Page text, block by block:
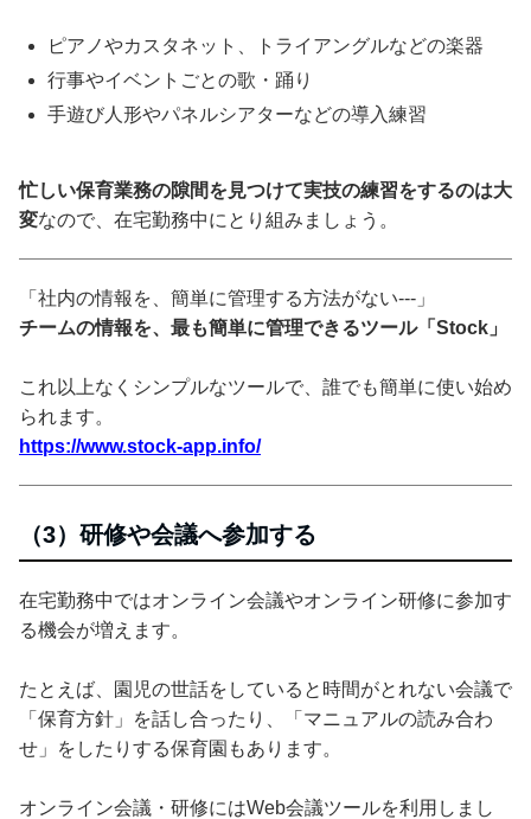
ピアノやカスタネット、トライアングルなどの楽器
行事やイベントごとの歌・踊り
手遊び人形やパネルシアターなどの導入練習
忙しい保育業務の隙間を見つけて実技の練習をするのは大
変なので、在宅勤務中にとり組みましょう。
「社内の情報を、簡単に管理する方法がない---」
チームの情報を、最も簡単に管理できるツール「Stock」
これ以上なくシンプルなツールで、誰でも簡単に使い始め
られます。
https://www.stock-app.info/
（3）研修や会議へ参加する
在宅勤務中ではオンライン会議やオンライン研修に参加す
る機会が増えます。
たとえば、園児の世話をしていると時間がとれない会議で
「保育方針」を話し合ったり、「マニュアルの読み合わ
せ」をしたりする保育園もあります。
オンライン会議・研修にはWeb会議ツールを利用しまし